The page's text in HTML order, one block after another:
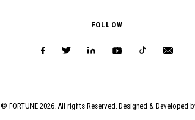
FOLLOW
© FORTUNE 2026. All rights Reserved. Designed & Developed